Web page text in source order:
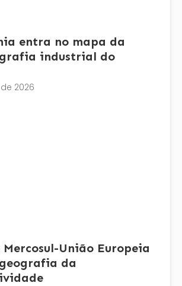
entra no mapa da
industrial do
2026
União Europeia
da